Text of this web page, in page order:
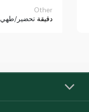
Other
35 دقيقة تحضير/طهي